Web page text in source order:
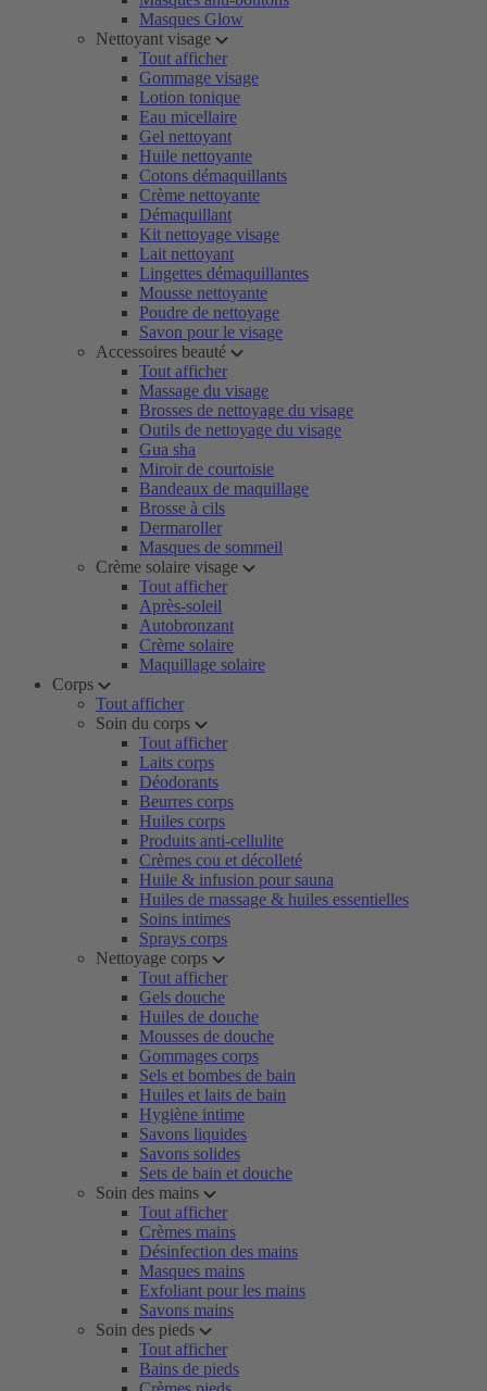
Masques Glow
Nettoyant visage
Tout afficher
Gommage visage
Lotion tonique
Eau micellaire
Gel nettoyant
Huile nettoyante
Cotons démaquillants
Crème nettoyante
Démaquillant
Kit nettoyage visage
Lait nettoyant
Lingettes démaquillantes
Mousse nettoyante
Poudre de nettoyage
Savon pour le visage
Accessoires beauté
Tout afficher
Massage du visage
Brosses de nettoyage du visage
Outils de nettoyage du visage
Gua sha
Miroir de courtoisie
Bandeaux de maquillage
Brosse à cils
Dermaroller
Masques de sommeil
Crème solaire visage
Tout afficher
Après-soleil
Autobronzant
Crème solaire
Maquillage solaire
Corps
Tout afficher
Soin du corps
Tout afficher
Laits corps
Déodorants
Beurres corps
Huiles corps
Produits anti-cellulite
Crèmes cou et décolleté
Huile & infusion pour sauna
Huiles de massage & huiles essentielles
Soins intimes
Sprays corps
Nettoyage corps
Tout afficher
Gels douche
Huiles de douche
Mousses de douche
Gommages corps
Sels et bombes de bain
Huiles et laits de bain
Hygiène intime
Savons liquides
Savons solides
Sets de bain et douche
Soin des mains
Tout afficher
Crèmes mains
Désinfection des mains
Masques mains
Exfoliant pour les mains
Savons mains
Soin des pieds
Tout afficher
Bains de pieds